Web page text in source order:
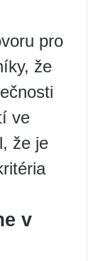
pro
že
ve
že je
v